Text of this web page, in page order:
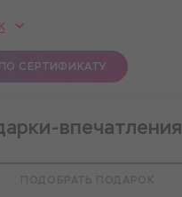
СЕРТИФИКАТУ
впечатления